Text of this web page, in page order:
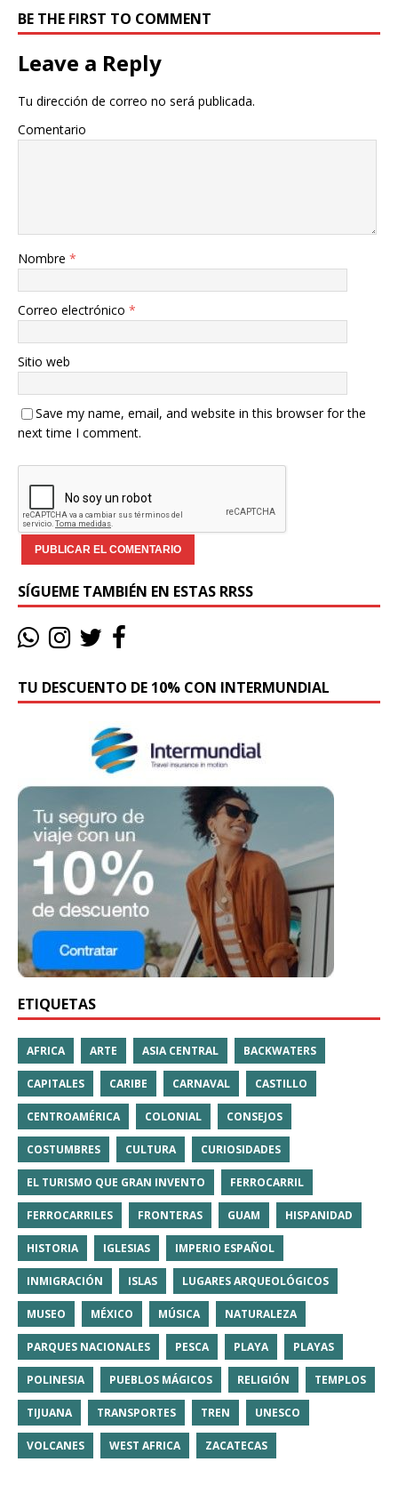
BE THE FIRST TO COMMENT
Leave a Reply
Tu dirección de correo no será publicada.
Comentario
Nombre *
Correo electrónico *
Sitio web
Save my name, email, and website in this browser for the
next time I comment.
SÍGUEME TAMBIÉN EN ESTAS RRSS
TU DESCUENTO DE 10% CON INTERMUNDIAL
ETIQUETAS
AFRICA ARTE ASIA CENTRAL BACKWATERS
CAPITALES CARIBE CARNAVAL CASTILLO
CENTROAMÉRICA COLONIAL CONSEJOS
COSTUMBRES CULTURA CURIOSIDADES
EL TURISMO QUE GRAN INVENTO FERROCARRIL
FERROCARRILES FRONTERAS GUAM HISPANIDAD
HISTORIA IGLESIAS IMPERIO ESPAÑOL
INMIGRACIÓN ISLAS LUGARES ARQUEOLÓGICOS
MUSEO MÉXICO MÚSICA NATURALEZA
PARQUES NACIONALES PESCA PLAYA PLAYAS
POLINESIA PUEBLOS MÁGICOS RELIGIÓN TEMPLOS
TIJUANA TRANSPORTES TREN UNESCO
VOLCANES WEST AFRICA ZACATECAS